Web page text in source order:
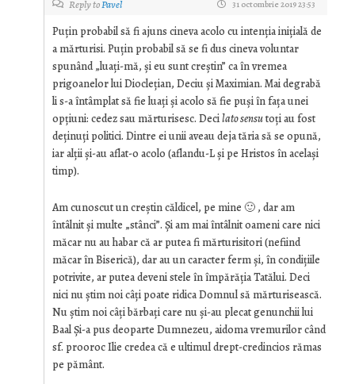
Reply toPavel 31 octombrie 2019 23:53
Puțin probabil să fi ajuns cineva acolo cu intenția inițială de
a mărturisi. Puțin probabil să se fi dus cineva voluntar
spunând „luați-mă, și eu sunt creștin” ca în vremea
prigoanelor lui Dioclețian, Deciu și Maximian. Mai degrabă
li s-a întâmplat să fie luați și acolo să fie puși în fața unei
opțiuni: cedez sau mărturisesc. Decilato sensutoți au fost
deținuți politici. Dintre ei unii aveau deja tăria să se opună,
iar alții și-au aflat-o acolo (aflandu-L și pe Hristos în același
timp).
Am cunoscut un creștin căldicel, pe mine 🙂 , dar am
întâlnit și multe „stânci”. Și am mai întâlnit oameni care nici
măcar nu au habar că ar putea fi mărturisitori (nefiind
măcar în Biserică), dar au un caracter ferm și, în condițiile
potrivite, ar putea deveni stele în împărăția Tatălui. Deci
nici nu știm noi câți poate ridica Domnul să mărturisească.
Nu știm noi câți bărbați care nu și-au plecat genunchii lui
Baal Și-a pus deoparte Dumnezeu, aidoma vremurilor când
sf. prooroc Ilie credea că e ultimul drept-credincios rămas
pe pământ.